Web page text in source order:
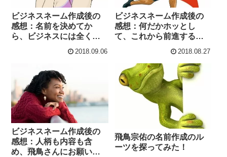
ビジネスネーム作成後の
感想：名前を決めてか
ら、ビジネスには全く関
ことが続いてます。（ま
2018.09.06
ビジネスネーム作成後の
感想：何だかホッとし
て、これから前進する
いてきました。
2018.08.27
ビジネスネーム作成後の
感想：人柄も内容も含
め、飛鳥さんにお願いし
飛鳥宗佑の名前作成のル
ーツを探ってみた！